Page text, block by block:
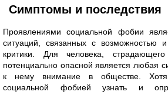
Симптомы и последствия
Проявлениями социальной фобии
ситуаций, связанных с возможностью
критики. Для человека,
потенциально опасной является любая
к нему внимание в обществе.
социальной фобией узнать и